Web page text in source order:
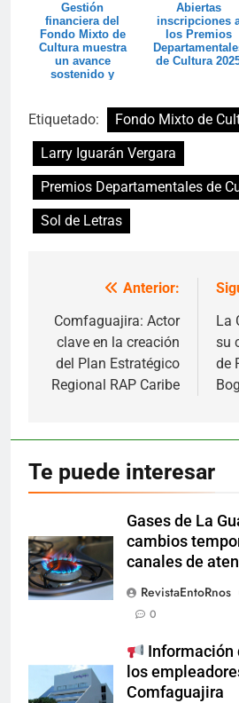
Gestión
financiera del
Fondo Mixto de
Cultura muestra
un avance
sostenido y
Abiertas
inscripciones
los Premios
de Cultura
Etiquetado:
Fondo Mixto de
Larry Iguarán Vergara
Premios Departamentales de
Sol de Letras
Navegación
de
entradas
Anterior:
Comfaguajira: Actor
clave en la creación
del Plan Estratégico
Regional RAP Caribe
La
su
de
Te puede interesar
Gases de La
cambios
canales de
RevistaEntoRnos
0
los
Comfaguajira